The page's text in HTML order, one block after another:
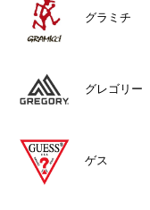
グラミチ
グレゴリー
ゲス